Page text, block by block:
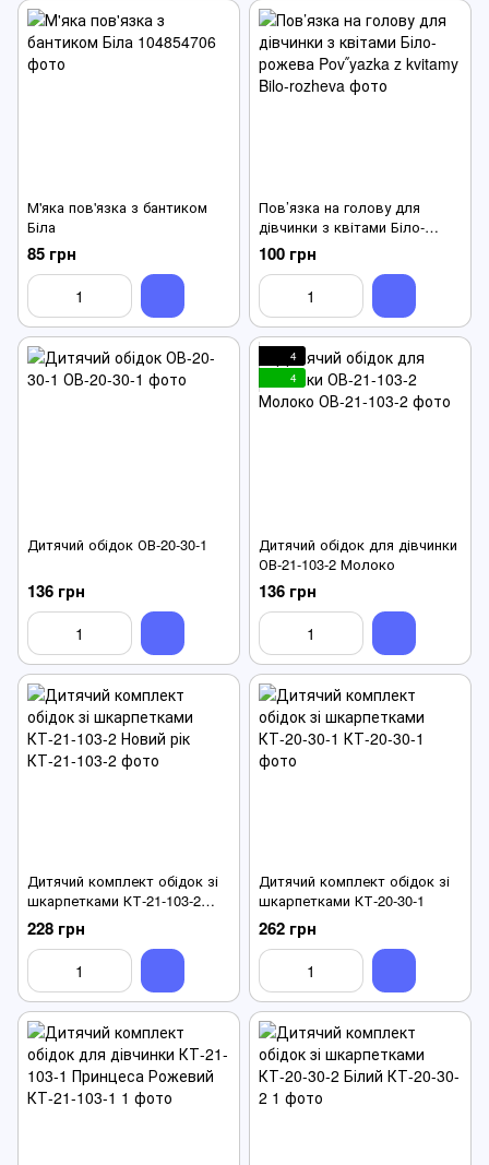
М'яка пов'язка з бантиком
Біла
85 грн
Пов’язка на голову для
дівчинки з квітами Біло-
рожева
100 грн
Дитячий обідок ОВ-20-30-1
136 грн
4
4
Дитячий обідок для дівчинки
ОВ-21-103-2 Молоко
136 грн
Дитячий комплект обідок зі
шкарпетками КТ-21-103-2
Новий рік
228 грн
Дитячий комплект обідок зі
шкарпетками КТ-20-30-1
262 грн